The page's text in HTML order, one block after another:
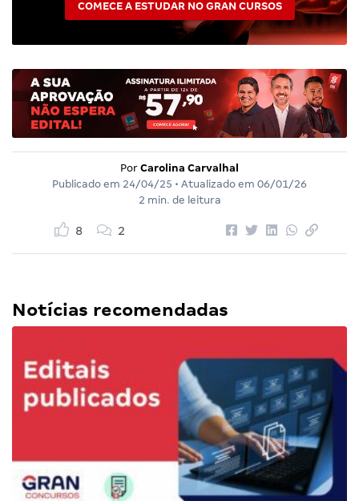
COMECE A ESTUDAR NO GRAN CURSOS
Por Carolina Carvalhal
Publicado em 24/04/25 • Atualizado em 06/01/26
2 min. de leitura
8 2
Notícias recomendadas